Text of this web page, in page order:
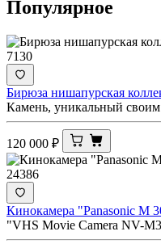
Популярное
7130
Бирюза нишапурская
Камень, уникальный своим
120 000 ₽
24386
Кинокамера "Panasonic M
"VHS Movie Camera NV-